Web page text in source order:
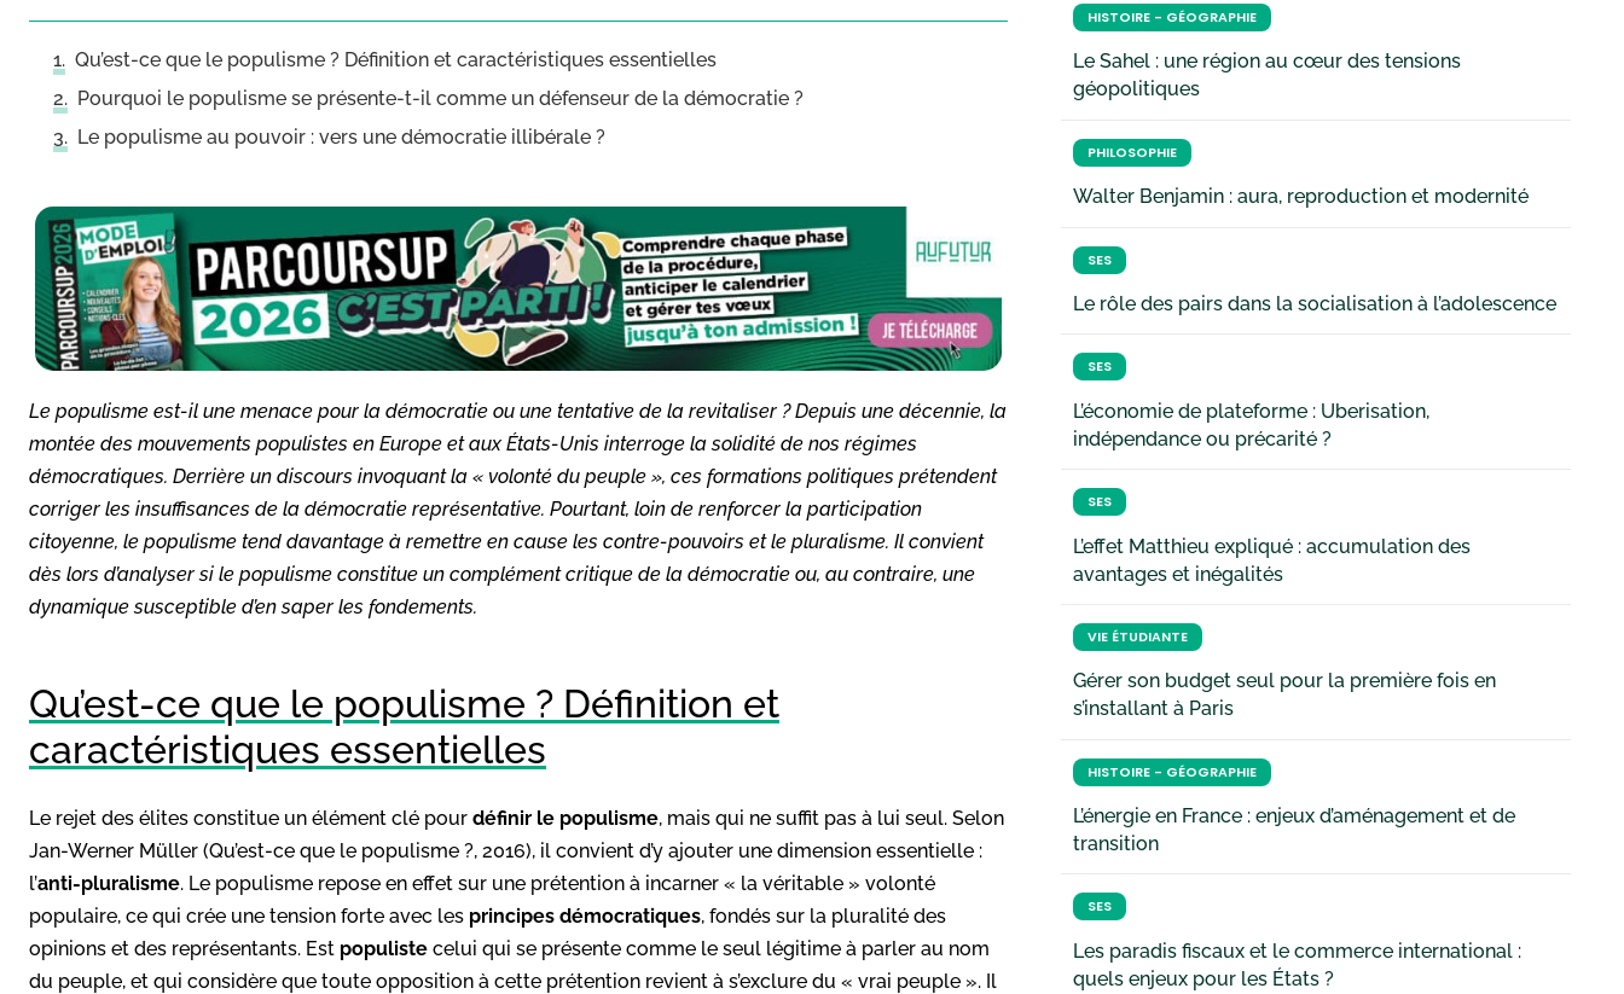
Qu’est-ce que le populisme ? Définition et caractéristiques essentielles
Pourquoi le populisme se présente-t-il comme un défenseur de la démocratie ?
Le populisme au pouvoir : vers une démocratie illibérale ?
Le populisme est-il une menace pour la démocratie ou une tentative de la revitaliser ? Depuis une décennie, la
montée des mouvements populistes en Europe et aux États-Unis interroge la solidité de nos régimes
démocratiques. Derrière un discours invoquant la « volonté du peuple », ces formations politiques prétendent
corriger les insuffisances de la démocratie représentative. Pourtant, loin de renforcer la participation
citoyenne, le populisme tend davantage à remettre en cause les contre-pouvoirs et le pluralisme. Il convient
dès lors d’analyser si le populisme constitue un complément critique de la démocratie ou, au contraire, une
dynamique susceptible d’en saper les fondements.
Qu’est-ce que le populisme ? Définition et
caractéristiques essentielles
Le rejet des élites constitue un élément clé pour définir le populisme, mais qui ne suffit pas à lui seul. Selon
Jan-Werner Müller (Qu’est-ce que le populisme ?, 2016), il convient d’y ajouter une dimension essentielle :
l’anti-pluralisme. Le populisme repose en effet sur une prétention à incarner « la véritable » volonté
populaire, ce qui crée une tension forte avec les principes démocratiques, fondés sur la pluralité des
opinions et des représentants. Est populiste celui qui se présente comme le seul légitime à parler au nom
du peuple, et qui considère que toute opposition à cette prétention revient à s’exclure du « vrai peuple ». Il
HISTOIRE - GÉOGRAPHIE
Le Sahel : une région au cœur des tensions
géopolitiques
PHILOSOPHIE
Walter Benjamin : aura, reproduction et modernité
SES
Le rôle des pairs dans la socialisation à l’adolescence
SES
L’économie de plateforme : Uberisation,
indépendance ou précarité ?
SES
L’effet Matthieu expliqué : accumulation des
avantages et inégalités
VIE ÉTUDIANTE
Gérer son budget seul pour la première fois en
s’installant à Paris
HISTOIRE - GÉOGRAPHIE
L’énergie en France : enjeux d’aménagement et de
transition
SES
Les paradis fiscaux et le commerce international :
quels enjeux pour les États ?